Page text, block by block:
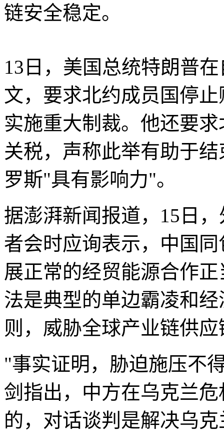
链安全稳定。
13日，美国总统特朗普
文，要求北约成员国停
实施重大制裁。他还要
关税，声称此举有助于
罗斯"具有影响力"。
据澎湃新闻报道，15日
者会时应询表示，中国
展正常的经贸能源合作
法是典型的单边霸凌和
则，威胁全球产业链供
"事实证明，胁迫施压不
剑指出，中方在乌克兰
的，对话谈判是解决乌